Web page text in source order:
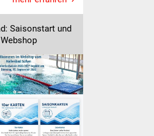
Ukraine-Hilfe
Wohnen
Bauen in Süßen
Wohnimmobilien +
Saisonstart und
Webshop